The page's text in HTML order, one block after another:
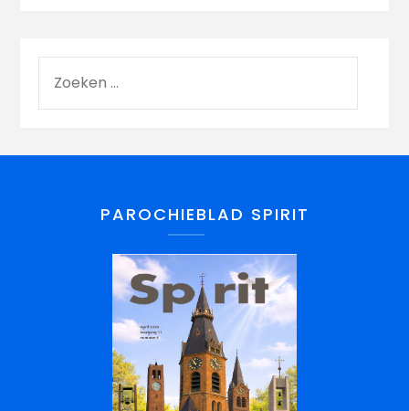
PAROCHIEBLAD SPIRIT